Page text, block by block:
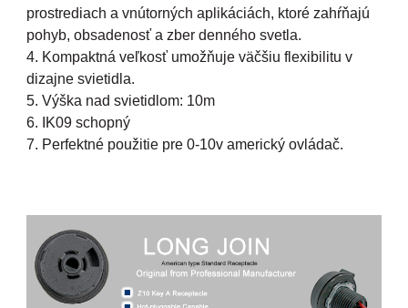
prostrediach a vnútorných aplikáciách, ktoré zahŕňajú
pohyb, obsadenosť a zber denného svetla.
4. Kompaktná veľkosť umožňuje väčšiu flexibilitu v
dizajne svietidla.
5. Výška nad svietidlom: 10m
6. IK09 schopný
7. Perfektné použitie pre 0-10v americký ovládač.